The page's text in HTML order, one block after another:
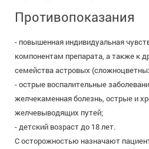
Противопоказания
- повышенная индивидуальная
компонентам препарата, а также к
семейства астровых
- острые воспалительные
желчекаменная болезнь, острые и
желчевыводящих путей;
- детский возраст до 18 лет.
С осторожностью назначают